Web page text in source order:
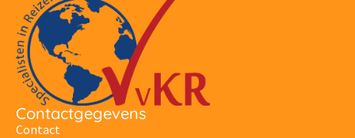
Contactgegevens
Contact